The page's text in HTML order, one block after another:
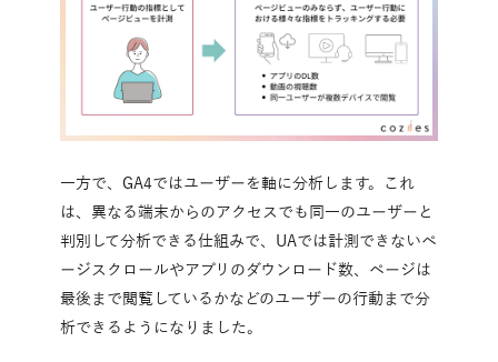
一方で、GA4ではユーザーを軸に分析します。これ
は、異なる端末からのアクセスでも同一のユーザーと
判別して分析できる仕組みで、UAでは計測できないペ
ージスクロールやアプリのダウンロード数、ページは
最後まで閲覧しているかなどのユーザーの行動まで分
析できるようになりました。